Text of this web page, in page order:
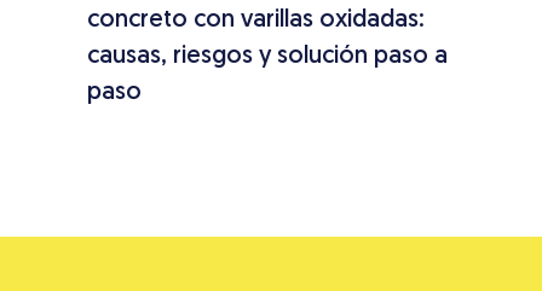
concreto con varillas oxidadas:
causas, riesgos y solución paso a
paso